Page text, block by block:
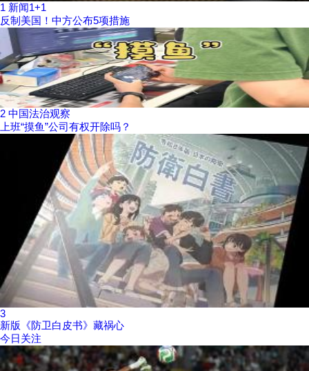
1 新闻1+1
反制美国！中方公布5项措施
2 中国法治观察
上班“摸鱼”公司有权开除吗？
3
新版《防卫白皮书》藏祸心
今日关注